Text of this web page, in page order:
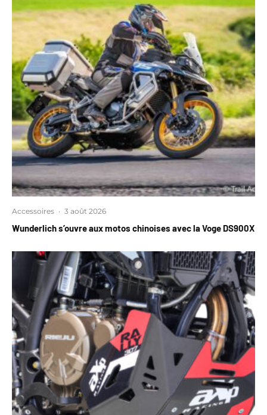
Accessoires · 3 août 2026
Wunderlich s’ouvre aux motos chinoises avec la Voge DS900X